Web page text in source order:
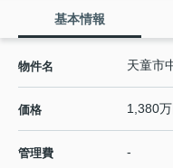
基本情報
物件名 天童市
価格 1,380万
管理費 -